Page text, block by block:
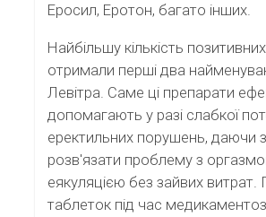
Еросил, Еротон, багато інших.
Найбільшу кількість позитивних
отримали перші два
Левітра. Саме ці препарати
допомагають у разі слабкої
еректильних порушень, даючи
розв'язати проблему з
еякуляцією без зайвих
таблеток під час